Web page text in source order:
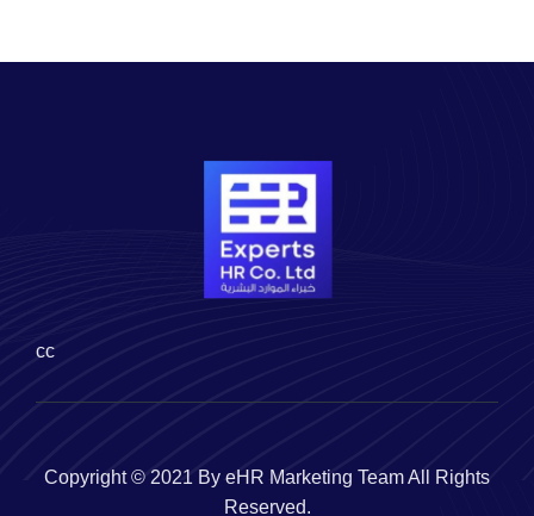
cc
Copyright © 2021 By eHR Marketing Team All Rights
Reserved.